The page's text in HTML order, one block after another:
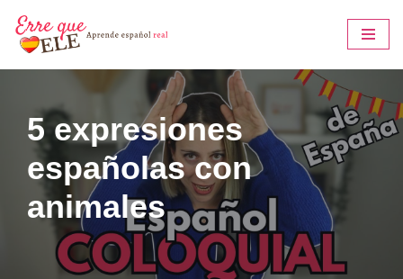
Saltar
al
5 expresiones
españolas con
animales